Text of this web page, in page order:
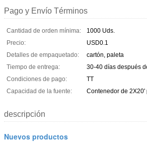
Pago y Envío Términos
Cantidad de orden mínima:
1000 Uds.
Precio:
USD0.1
Detalles de empaquetado:
cartón, paleta
Tiempo de entrega:
30-40 días después
Condiciones de pago:
TT
Capacidad de la fuente:
Contenedor de 2X20'
descripción
Nuevos productos